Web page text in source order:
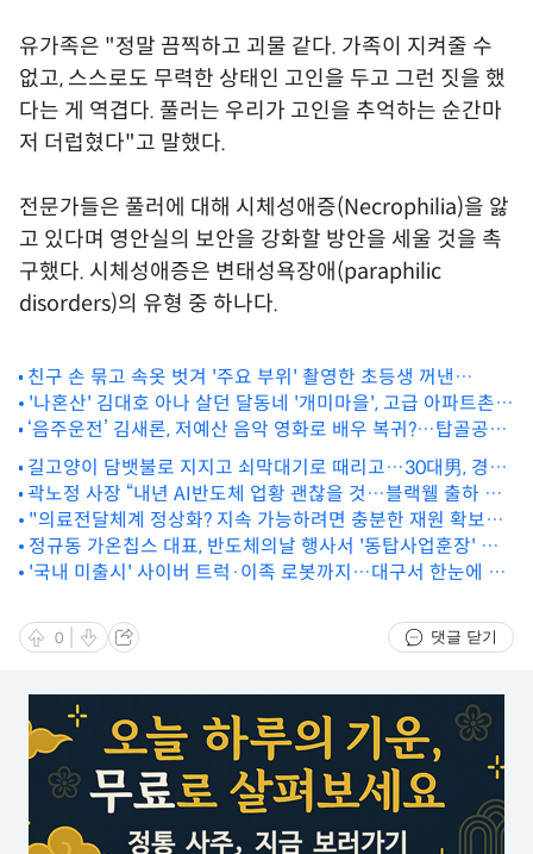
유가족은 "정말 끔찍하고 괴물 같다. 가족이 지켜줄 수
없고, 스스로도 무력한 상태인 고인을 두고 그런 짓을 했
다는 게 역겹다. 풀러는 우리가 고인을 추억하는 순간마
저 더럽혔다"고 말했다.
전문가들은 풀러에 대해 시체성애증(Necrophilia)을 앓
고 있다며 영안실의 보안을 강화할 방안을 세울 것을 촉
구했다. 시체성애증은 변태성욕장애(paraphilic
disorders)의 유형 중 하나다.
친구 손 묶고 속옷 벗겨 '주요 부위' 촬영한 초등생 꺼낸
말…'빨리 끝내자'
'나혼산' 김대호 아나 살던 달동네 '개미마을', 고급 아파트촌
변신한다
‘음주운전’ 김새론, 저예산 음악 영화로 배우 복귀?…탑골공원
촬영장서 '포착'
길고양이 담뱃불로 지지고 쇠막대기로 때리고…30대男, 경찰
에 붙잡히자 꺼낸 말
곽노정 사장 “내년 AI반도체 업황 괜찮을 것…블랙웰 출하 지
연 문제 없다”
"의료전달체계 정상화? 지속 가능하려면 충분한 재원 확보돼
야”
정규동 가온칩스 대표, 반도체의날 행사서 '동탑사업훈장' 수
상
'국내 미출시' 사이버 트럭·이족 로봇까지…대구서 한눈에 본
0 댓글 닫기